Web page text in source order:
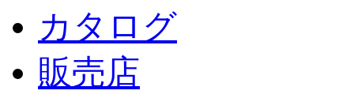
カタログ
販売店